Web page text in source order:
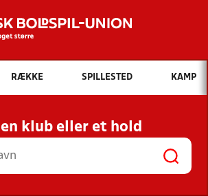
Hvad vil du søge efter?
INDHOLD OG NYHEDER
RESULTATER, KLUBBER OG
HOLD
RÆKKE SPILLESTED KAMP
en klub eller et hold